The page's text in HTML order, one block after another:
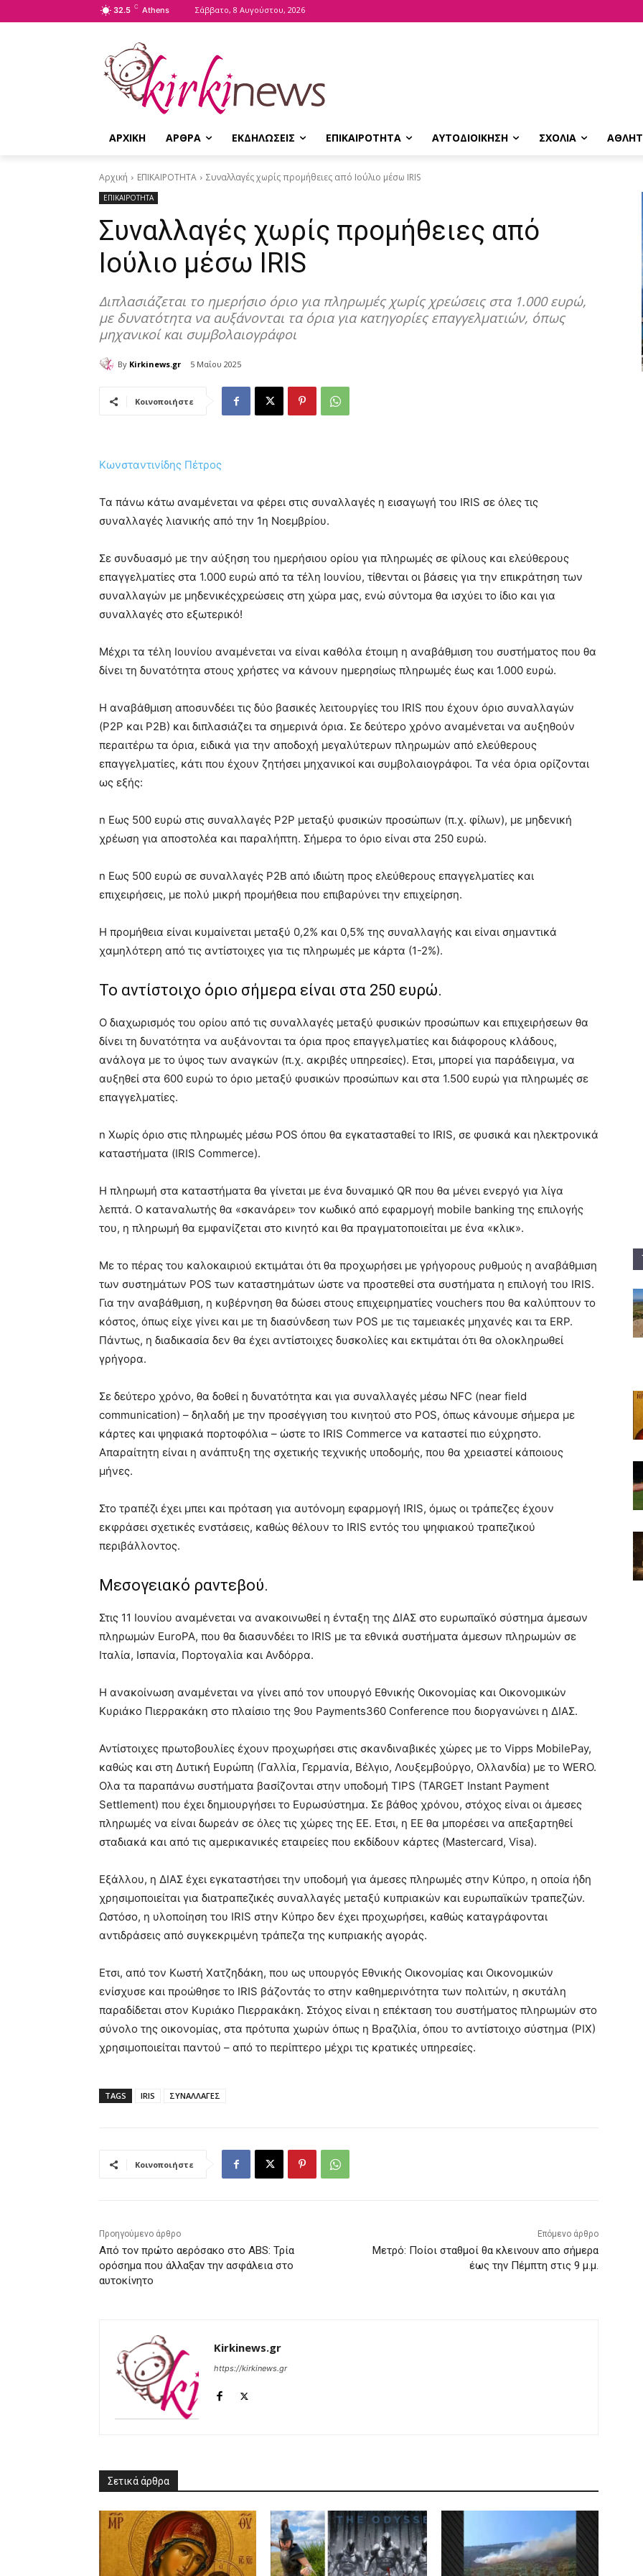
32.5 C Athens Σάββατο, 8 Αυγούστου, 2026
ΑΡΧΙΚΗ ΑΡΘΡΑ ΕΚΔΗΛΩΣΕΙΣ ΕΠΙΚΑΙΡΟΤΗΤΑ ΑΥΤΟΔΙΟΙΚΗΣΗ ΣΧΟΛΙΑ
Αρχική ΕΠΙΚΑΙΡΟΤΗΤΑ Συναλλαγές χωρίς προμήθειες από Ιούλιο μέσω IRIS
ΕΠΙΚΑΙΡΟΤΗΤΑ
Συναλλαγές χωρίς προμήθειες από
Ιούλιο μέσω IRIS
Διπλασιάζεται το ημερήσιο όριο για πληρωμές χωρίς χρεώσεις στα 1.000 ευρώ,
με δυνατότητα να αυξάνονται τα όρια για κατηγορίες επαγγελματιών, όπως
μηχανικοί και συμβολαιογράφοι
By Kirkinews.gr 5 Μαΐου 2025
Κοινοποιήστε
Κωνσταντινίδης Πέτρος
Τα πάνω κάτω αναμένεται να φέρει στις συναλλαγές η εισαγωγή του IRIS σε όλες τις
συναλλαγές λιανικής από την 1η Νοεμβρίου.
Σε συνδυασμό με την αύξηση του ημερήσιου ορίου για πληρωμές σε φίλους και ελεύθερους
επαγγελματίες στα 1.000 ευρώ από τα τέλη Ιουνίου, τίθενται οι βάσεις για την επικράτηση των
συναλλαγών με μηδενικέςχρεώσεις στη χώρα μας, ενώ σύντομα θα ισχύει το ίδιο και για
συναλλαγές στο εξωτερικό!
Μέχρι τα τέλη Ιουνίου αναμένεται να είναι καθόλα έτοιμη η αναβάθμιση του συστήματος που θα
δίνει τη δυνατότητα στους χρήστες να κάνουν ημερησίως πληρωμές έως και 1.000 ευρώ.
Η αναβάθμιση αποσυνδέει τις δύο βασικές λειτουργίες του IRIS που έχουν όριο συναλλαγών
(P2P και Ρ2Β) και διπλασιάζει τα σημερινά όρια. Σε δεύτερο χρόνο αναμένεται να αυξηθούν
περαιτέρω τα όρια, ειδικά για την αποδοχή μεγαλύτερων πληρωμών από ελεύθερους
επαγγελματίες, κάτι που έχουν ζητήσει μηχανικοί και συμβολαιογράφοι. Τα νέα όρια ορίζονται
ως εξής:
n Εως 500 ευρώ στις συναλλαγές Ρ2Ρ μεταξύ φυσικών προσώπων (π.χ. φίλων), με μηδενική
χρέωση για αποστολέα και παραλήπτη. Σήμερα το όριο είναι στα 250 ευρώ.
n Eως 500 ευρώ σε συναλλαγές Ρ2Β από ιδιώτη προς ελεύθερους επαγγελματίες και
επιχειρήσεις, με πολύ μικρή προμήθεια που επιβαρύνει την επιχείρηση.
Η προμήθεια είναι κυμαίνεται μεταξύ 0,2% και 0,5% της συναλλαγής και είναι σημαντικά
χαμηλότερη από τις αντίστοιχες για τις πληρωμές με κάρτα (1-2%).
Το αντίστοιχο όριο σήμερα είναι στα 250 ευρώ.
Ο διαχωρισμός του ορίου από τις συναλλαγές μεταξύ φυσικών προσώπων και επιχειρήσεων θα
δίνει τη δυνατότητα να αυξάνονται τα όρια προς επαγγελματίες και διάφορους κλάδους,
ανάλογα με το ύψος των αναγκών (π.χ. ακριβές υπηρεσίες). Eτσι, μπορεί για παράδειγμα, να
αυξηθεί στα 600 ευρώ το όριο μεταξύ φυσικών προσώπων και στα 1.500 ευρώ για πληρωμές σε
επαγγελματίες.
n Χωρίς όριο στις πληρωμές μέσω POS όπου θα εγκατασταθεί το IRIS, σε φυσικά και ηλεκτρονικά
καταστήματα (IRIS Commerce).
Η πληρωμή στα καταστήματα θα γίνεται με ένα δυναμικό QR που θα μένει ενεργό για λίγα
λεπτά. Ο καταναλωτής θα «σκανάρει» τον κωδικό από εφαρμογή mobile banking της επιλογής
του, η πληρωμή θα εμφανίζεται στο κινητό και θα πραγματοποιείται με ένα «κλικ».
Με το πέρας του καλοκαιριού εκτιμάται ότι θα προχωρήσει με γρήγορους ρυθμούς η αναβάθμιση
των συστημάτων POS των καταστημάτων ώστε να προστεθεί στα συστήματα η επιλογή του IRIS.
Για την αναβάθμιση, η κυβέρνηση θα δώσει στους επιχειρηματίες vouchers που θα καλύπτουν το
κόστος, όπως είχε γίνει και με τη διασύνδεση των POS με τις ταμειακές μηχανές και τα ERP.
Πάντως, η διαδικασία δεν θα έχει αντίστοιχες δυσκολίες και εκτιμάται ότι θα ολοκληρωθεί
γρήγορα.
Σε δεύτερο χρόνο, θα δοθεί η δυνατότητα και για συναλλαγές μέσω NFC (near field
communication) – δηλαδή με την προσέγγιση του κινητού στο POS, όπως κάνουμε σήμερα με
κάρτες και ψηφιακά πορτοφόλια – ώστε το IRIS Commerce να καταστεί πιο εύχρηστο.
Απαραίτητη είναι η ανάπτυξη της σχετικής τεχνικής υποδομής, που θα χρειαστεί κάποιους
μήνες.
Στο τραπέζι έχει μπει και πρόταση για αυτόνομη εφαρμογή IRIS, όμως οι τράπεζες έχουν
εκφράσει σχετικές ενστάσεις, καθώς θέλουν το IRIS εντός του ψηφιακού τραπεζικού
περιβάλλοντος.
Μεσογειακό ραντεβού.
Στις 11 Ιουνίου αναμένεται να ανακοινωθεί η ένταξη της ΔΙΑΣ στο ευρωπαϊκό σύστημα άμεσων
πληρωμών EuroPA, που θα διασυνδέει το IRIS με τα εθνικά συστήματα άμεσων πληρωμών σε
Ιταλία, Ισπανία, Πορτογαλία και Ανδόρρα.
Η ανακοίνωση αναμένεται να γίνει από τον υπουργό Εθνικής Οικονομίας και Οικονομικών
Κυριάκο Πιερρακάκη στο πλαίσιο της 9ου Payments360 Conference που διοργανώνει η ΔΙΑΣ.
Αντίστοιχες πρωτοβουλίες έχουν προχωρήσει στις σκανδιναβικές χώρες με το Vipps MobilePay,
καθώς και στη Δυτική Ευρώπη (Γαλλία, Γερμανία, Βέλγιο, Λουξεμβούργο, Ολλανδία) με το WERO.
Ολα τα παραπάνω συστήματα βασίζονται στην υποδομή TIPS (TARGET Instant Payment
Settlement) που έχει δημιουργήσει το Ευρωσύστημα. Σε βάθος χρόνου, στόχος είναι οι άμεσες
πληρωμές να είναι δωρεάν σε όλες τις χώρες της ΕΕ. Ετσι, η ΕΕ θα μπορέσει να απεξαρτηθεί
σταδιακά και από τις αμερικανικές εταιρείες που εκδίδουν κάρτες (Mastercard, Visa).
Εξάλλου, η ΔΙΑΣ έχει εγκαταστήσει την υποδομή για άμεσες πληρωμές στην Κύπρο, η οποία ήδη
χρησιμοποιείται για διατραπεζικές συναλλαγές μεταξύ κυπριακών και ευρωπαϊκών τραπεζών.
Ωστόσο, η υλοποίηση του IRIS στην Κύπρο δεν έχει προχωρήσει, καθώς καταγράφονται
αντιδράσεις από συγκεκριμένη τράπεζα της κυπριακής αγοράς.
Ετσι, από τον Κωστή Χατζηδάκη, που ως υπουργός Εθνικής Οικονομίας και Οικονομικών
ενίσχυσε και προώθησε το IRIS βάζοντάς το στην καθημερινότητα των πολιτών, η σκυτάλη
παραδίδεται στον Κυριάκο Πιερρακάκη. Στόχος είναι η επέκταση του συστήματος πληρωμών στο
σύνολο της οικονομίας, στα πρότυπα χωρών όπως η Βραζιλία, όπου το αντίστοιχο σύστημα (ΡΙΧ)
χρησιμοποιείται παντού – από το περίπτερο μέχρι τις κρατικές υπηρεσίες.
TAGS IRIS ΣΥΝΑΛΛΑΓΕΣ
Κοινοποιήστε
Προηγούμενο άρθρο
Από τον πρώτο αερόσακο στο ABS: Τρία
ορόσημα που άλλαξαν την ασφάλεια στο
αυτοκίνητο
Επόμενο άρθρο
Μετρό: Ποίοι σταθμοί θα κλεινουν απο σήμερα
έως την Πέμπτη στις 9 μ.μ.
Kirkinews.gr
https://kirkinews.gr
Σετικά άρθρα